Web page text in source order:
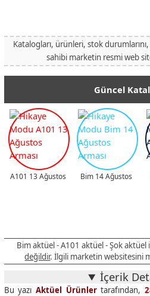
Katalogları, ürünleri, stok
sahibi marketin resmi web
Güncel
A101 13 Ağustos Bim 14 Ağustos
Bim aktüel - A101 aktüel - Şok aktüel
değildir. İlgili marketin websitesini
İçerik
Bu yazı Aktüel Ürünlertarafından,